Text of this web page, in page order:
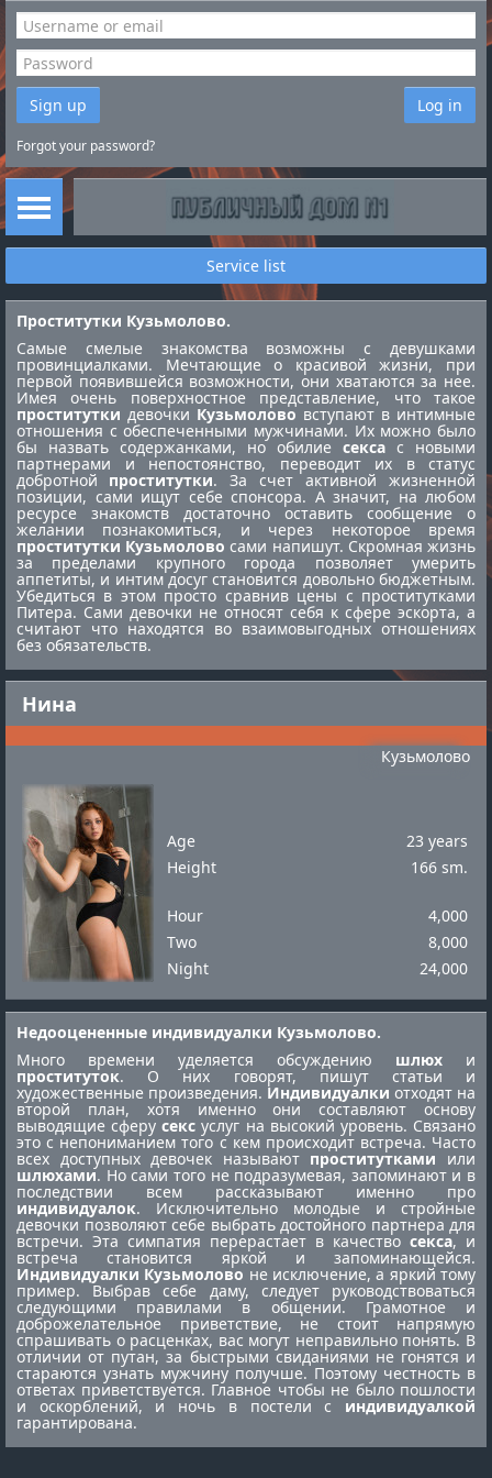
Sign up Log in
Forgot your password?
Service list
Нина
Кузьмолово
Age
23 years
Height
166 sm.
Hour
4,000
Two
8,000
Night
24,000
Проститутки Кузьмолово.
Самые смелые знакомства возможны с девушками
провинциалками. Мечтающие о красивой жизни, при
первой появившейся возможности, они хватаются за нее.
Имея очень поверхностное представление, что такое
проститутки девочки Кузьмолово вступают в интимные
отношения с обеспеченными мужчинами. Их можно было
бы назвать содержанками, но обилие секса с новыми
партнерами и непостоянство, переводит их в статус
добротной проститутки. За счет активной жизненной
позиции, сами ищут себе спонсора. А значит, на любом
ресурсе знакомств достаточно оставить сообщение о
желании познакомиться, и через некоторое время
проститутки Кузьмолово сами напишут. Скромная жизнь
за пределами крупного города позволяет умерить
аппетиты, и интим досуг становится довольно бюджетным.
Убедиться в этом просто сравнив цены с проститутками
Питера. Сами девочки не относят себя к сфере эскорта, а
считают что находятся во взаимовыгодных отношениях
без обязательств.
Недооцененные индивидуалки Кузьмолово.
Много времени уделяется обсуждению шлюх и
проституток. О них говорят, пишут статьи и
художественные произведения. Индивидуалки отходят на
второй план, хотя именно они составляют основу
выводящие сферусекс услуг на высокий уровень. Связано
это с непониманием того с кем происходит встреча. Часто
всех доступных девочек называют проститутками или
шлюхами. Но сами того не подразумевая, запоминают и в
последствии всем рассказывают именно про
индивидуалок. Исключительно молодые и стройные
девочки позволяют себе выбрать достойного партнера для
встречи. Эта симпатия перерастает в качество секса, и
встреча становится яркой и запоминающейся.
Индивидуалки Кузьмолово не исключение, а яркий тому
пример. Выбрав себе даму, следует руководствоваться
следующими правилами в общении. Грамотное и
доброжелательное приветствие, не стоит напрямую
спрашивать о расценках, вас могут неправильно понять. В
отличии от путан, за быстрыми свиданиями не гонятся и
стараются узнать мужчину получше. Поэтому честность в
ответах приветствуется. Главное чтобы не было пошлости
и оскорблений, и ночь в постели с индивидуалкой
гарантирована.